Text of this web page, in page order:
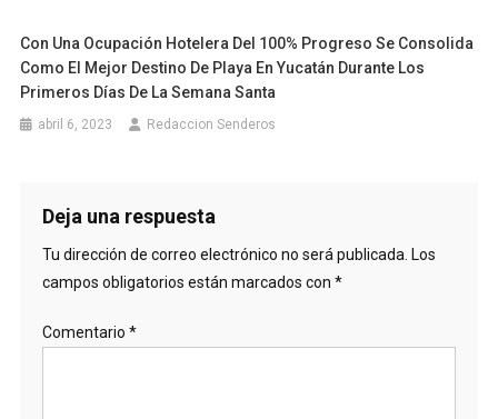
Con Una Ocupación Hotelera Del 100% Progreso Se Consolida
Como El Mejor Destino De Playa En Yucatán Durante Los
Primeros Días De La Semana Santa
abril 6, 2023 Redaccion Senderos
Deja una respuesta
Tu dirección de correo electrónico no será publicada. Los
campos obligatorios están marcados con *
Comentario *